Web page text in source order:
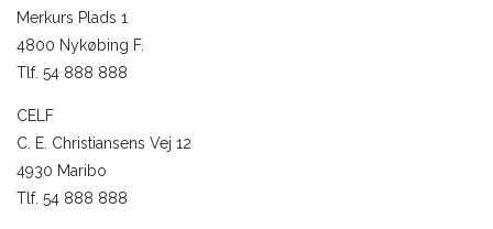
Merkurs Plads 1
4800 Nykøbing F.
Tlf. 54 888 888
CELF
C. E. Christiansens Vej 12
4930 Maribo
Tlf. 54 888 888